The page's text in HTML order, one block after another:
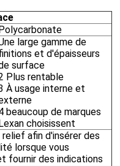
Polycarbonate
large gamme de
et d'épaisseurs
surface
Plus rentable
À usage interne et
beaucoup de marques
Lexan choisissent
afin d'insérer des
lorsque vous
fournir des indications